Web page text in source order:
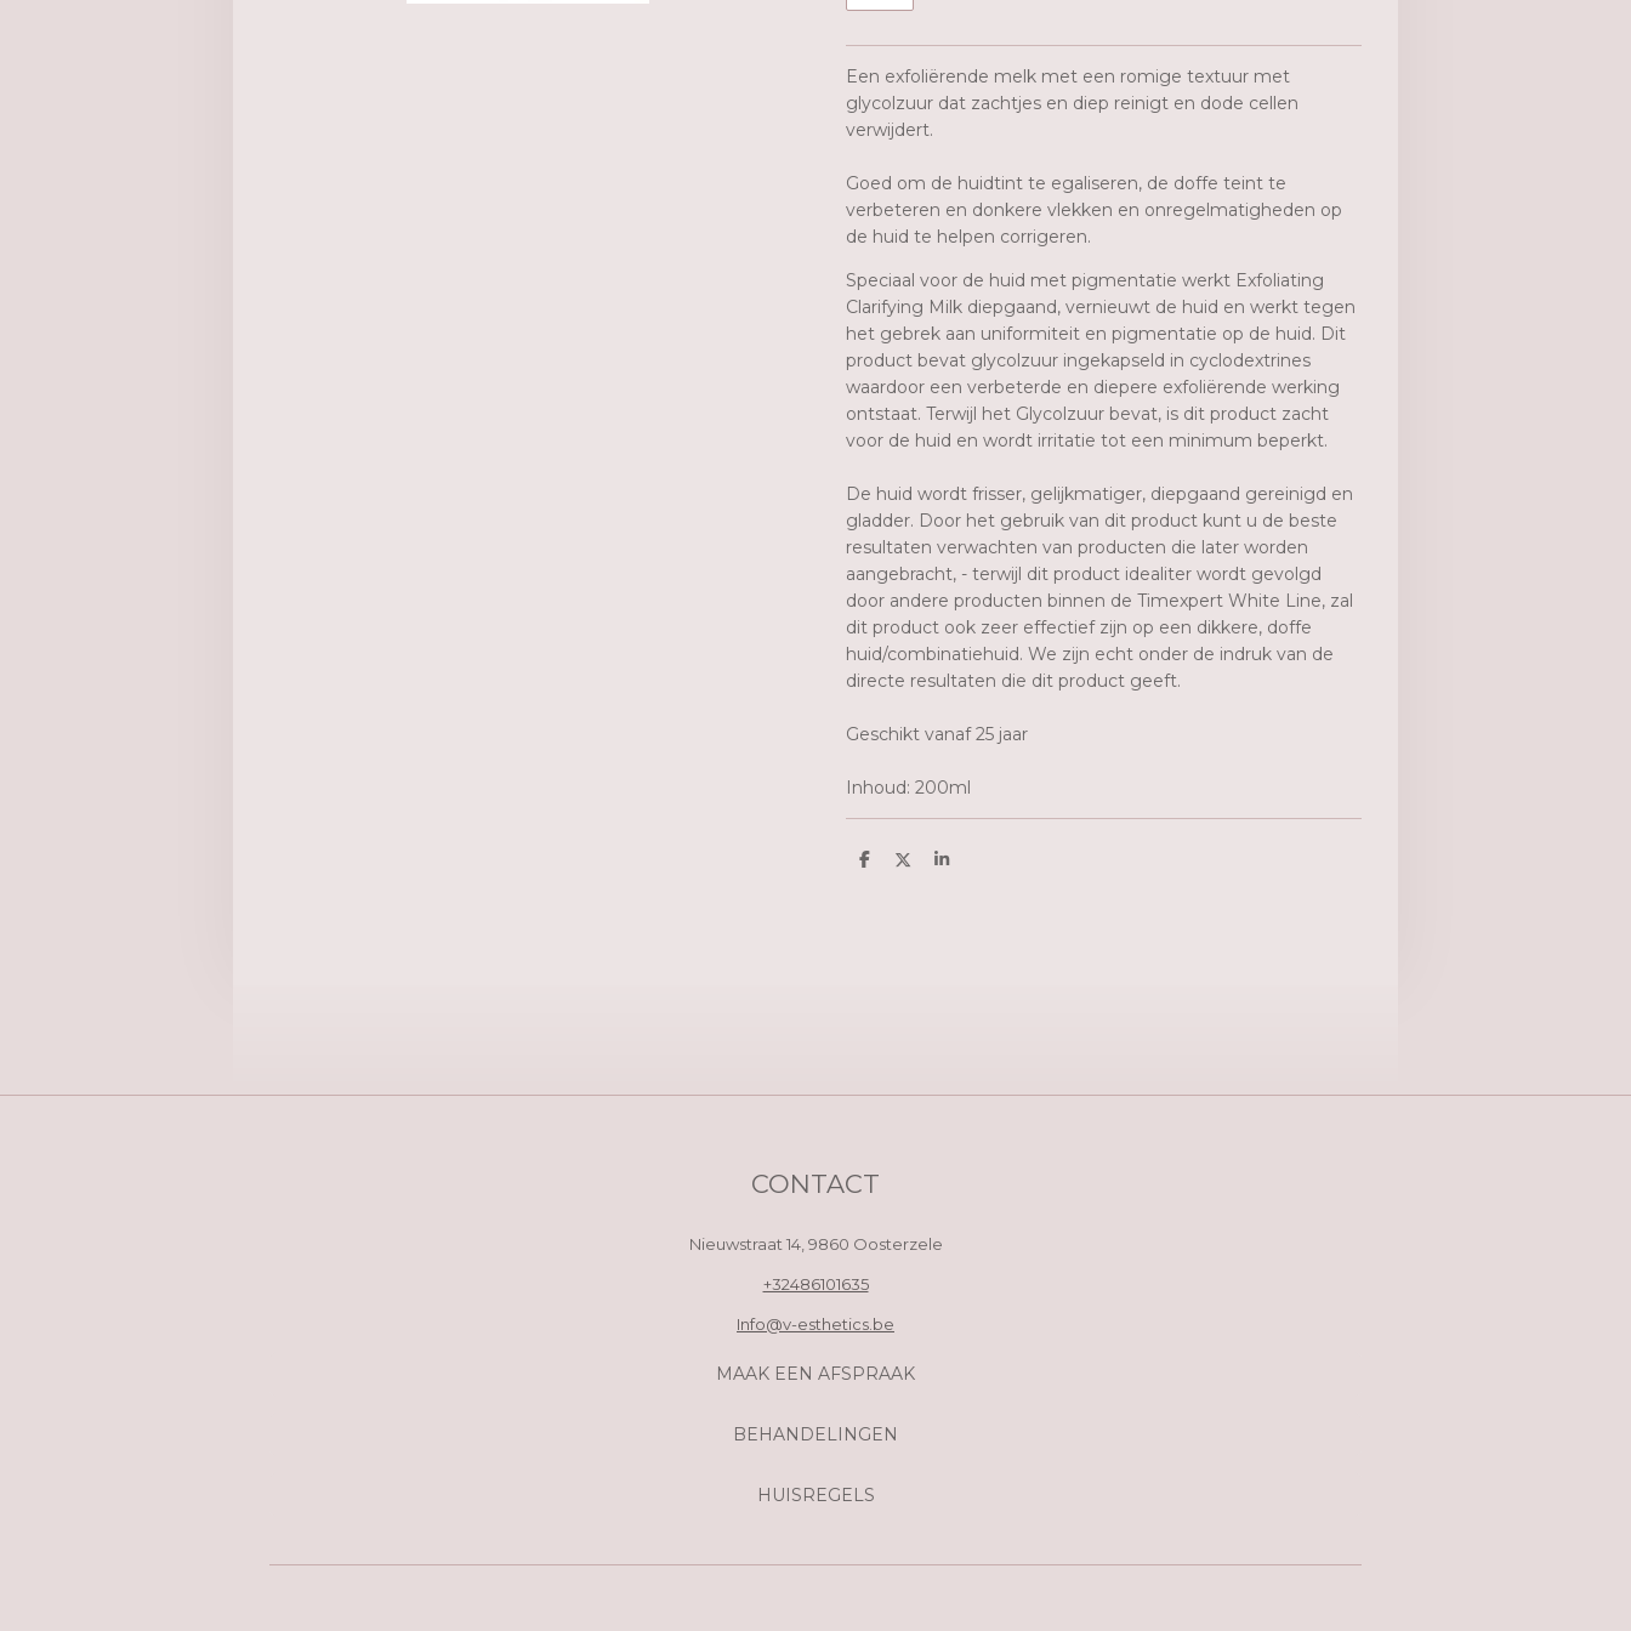
Een exfoliërende melk met een romige textuur met
glycolzuur dat zachtjes en diep reinigt en dode cellen
verwijdert.
Goed om de huidtint te egaliseren, de doffe teint te
verbeteren en donkere vlekken en onregelmatigheden op
de huid te helpen corrigeren.
Speciaal voor de huid met pigmentatie werkt Exfoliating
Clarifying Milk diepgaand, vernieuwt de huid en werkt tegen
het gebrek aan uniformiteit en pigmentatie op de huid. Dit
product bevat glycolzuur ingekapseld in cyclodextrines
waardoor een verbeterde en diepere exfoliërende werking
ontstaat. Terwijl het Glycolzuur bevat, is dit product zacht
voor de huid en wordt irritatie tot een minimum beperkt.
De huid wordt frisser, gelijkmatiger, diepgaand gereinigd en
gladder. Door het gebruik van dit product kunt u de beste
resultaten verwachten van producten die later worden
aangebracht, - terwijl dit product idealiter wordt gevolgd
door andere producten binnen de Timexpert White Line, zal
dit product ook zeer effectief zijn op een dikkere, doffe
huid/combinatiehuid. We zijn echt onder de indruk van de
directe resultaten die dit product geeft.
Geschikt vanaf 25 jaar
Inhoud: 200ml
D
D
S
CONTACT
Nieuwstraat 14, 9860 Oosterzele
+32486101635
Info@v-esthetics.be
MAAK EEN AFSPRAAK
BEHANDELINGEN
HUISREGELS